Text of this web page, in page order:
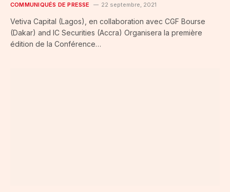
COMMUNIQUÉS DE PRESSE 22 septembre, 2021
Vetiva Capital (Lagos), en collaboration avec CGF Bourse
(Dakar) and IC Securities (Accra) Organisera la première
édition de la Conférence…